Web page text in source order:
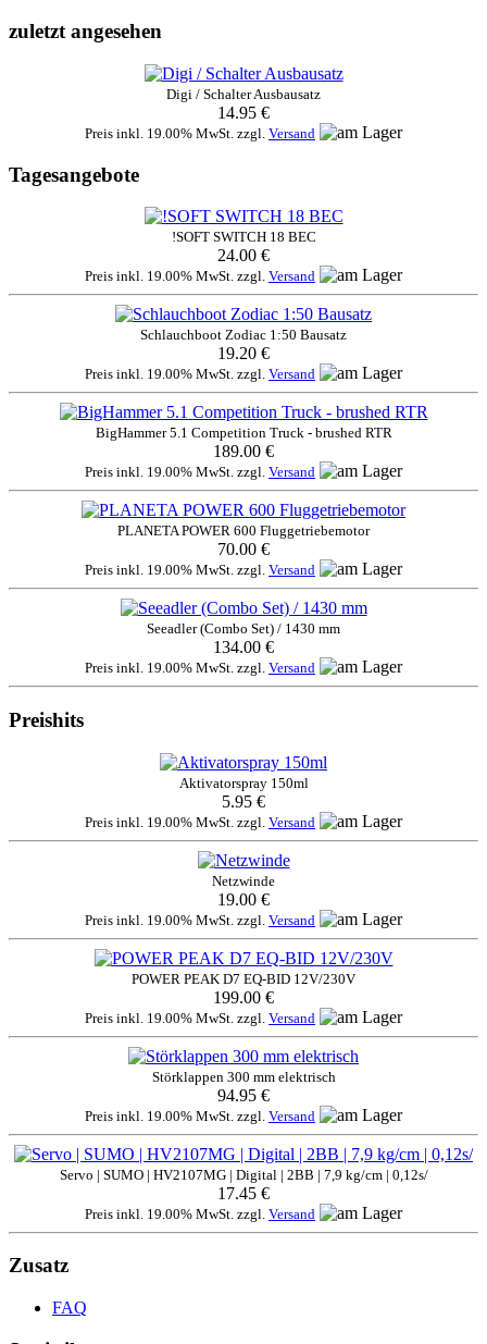
zuletzt angesehen
Digi / Schalter Ausbausatz
14.95 €
Preis inkl. 19.00% MwSt. zzgl. Versand
Tagesangebote
!SOFT SWITCH 18 BEC
24.00 €
Preis inkl. 19.00% MwSt. zzgl. Versand
Schlauchboot Zodiac 1:50 Bausatz
19.20 €
Preis inkl. 19.00% MwSt. zzgl. Versand
BigHammer 5.1 Competition Truck - brushed RTR
189.00 €
Preis inkl. 19.00% MwSt. zzgl. Versand
PLANETA POWER 600 Fluggetriebemotor
70.00 €
Preis inkl. 19.00% MwSt. zzgl. Versand
Seeadler (Combo Set) / 1430 mm
134.00 €
Preis inkl. 19.00% MwSt. zzgl. Versand
Preishits
Aktivatorspray 150ml
5.95 €
Preis inkl. 19.00% MwSt. zzgl. Versand
Netzwinde
19.00 €
Preis inkl. 19.00% MwSt. zzgl. Versand
POWER PEAK D7 EQ-BID 12V/230V
199.00 €
Preis inkl. 19.00% MwSt. zzgl. Versand
Störklappen 300 mm elektrisch
94.95 €
Preis inkl. 19.00% MwSt. zzgl. Versand
Servo | SUMO | HV2107MG | Digital | 2BB | 7,9 kg/cm | 0,12s/
17.45 €
Preis inkl. 19.00% MwSt. zzgl. Versand
Zusatz
FAQ